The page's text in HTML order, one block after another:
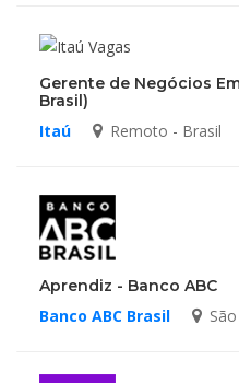
Gerente de Negócios
Brasil)
Itaú Remoto - Brasil
Aprendiz - Banco ABC
Banco ABC Brasil